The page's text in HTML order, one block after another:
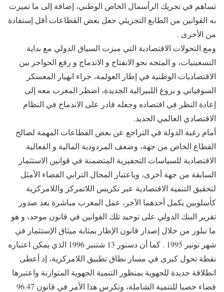
تساهم في تحريك الرأسمال الخاص الوطني، إضافة إلى ما تميزت
به القوانين من الطابع التجزيئي جعل بعض القطاعات أقل إستفادة
من الأخرى .
ومع التحولات الاقتصادية التي ميزت السياق الدولي مع بداية
التسعينيات، و المتجه نحو الانفتاح و الاندماج و رفع الحواجز بين
الاقتصاديات الوطنية في إطار العولمة، جراء انهيار المعسكر
السوفياتي و بزوغ اللبيرالية الجديدة، اضطر المغرب معه إلى
إعادة النظر في اقتصاده وجعله قادر على الاندماج في النظام
الاقتصادي العالمي الجديد.
أمام رغبة الدولة في التراجع عن بعض القطاعات المهمة لصالح
القطاع الخاص من جهة، وضعف المردودية المالية و الفعالية
الاقتصادية للسياسات التحفيزية المتضمنة في قوانين الاستثمار
السابقة من جهة أخرى، وباعتبار المجال الترابي الفضاء الأمثل
لتحقيق التنمية الاقتصادية عبر تكريس اللاتمركز واللامركزية
كأسلوبين يكمل أحدهما الآخر، عمل المغرب مباشرة بعد صدور
تقرير البنك الدولي على توحيد تلك القوانين في قانون موحد، و هو
ما تبلور من خلال إصدار قانون الإطار بمثابة ميثاق الإستثمار في
شهر نونبر 1995 . كما أن دستور 13 شتنبر 1996 الذي يمكن اعتباره
نقطة تحول كبرى في مسار نطاق تطبيق اللامركزية، إذ أعطى
انطلاقة جديدة للجهوية بمنظور التنمية الجهوية المتوازنة واعتبرها
فضاء خصبا للتنمية الشاملة، وتكرس هذا الأمر في قانون 96.47